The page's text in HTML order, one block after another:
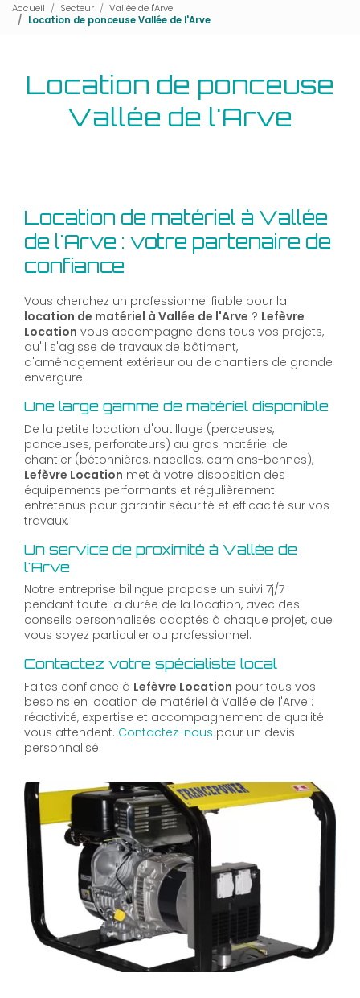
Accueil Secteur
Vallée de l'Arve
Location de ponceuse Vallée de l'Arve
Location de ponceuse
Vallée de l'Arve
Location de matériel à Vallée
de l'Arve : votre partenaire de
confiance
Vous cherchez un professionnel fiable pour la
location de matériel à Vallée de l'Arve ? Lefèvre
Location vous accompagne dans tous vos projets,
qu'il s'agisse de travaux de bâtiment,
d'aménagement extérieur ou de chantiers de grande
envergure.
Une large gamme de matériel disponible
De la petite location d'outillage (perceuses,
ponceuses, perforateurs) au gros matériel de
chantier (bétonnières, nacelles, camions-bennes),
Lefèvre Location met à votre disposition des
équipements performants et régulièrement
entretenus pour garantir sécurité et efficacité sur vos
travaux.
Un service de proximité à Vallée de
l'Arve
Notre entreprise bilingue propose un suivi 7j/7
pendant toute la durée de la location, avec des
conseils personnalisés adaptés à chaque projet, que
vous soyez particulier ou professionnel.
Contactez votre spécialiste local
Faites confiance à Lefèvre Location pour tous vos
besoins en location de matériel à Vallée de l'Arve :
réactivité, expertise et accompagnement de qualité
vous attendent. Contactez-nous pour un devis
personnalisé.